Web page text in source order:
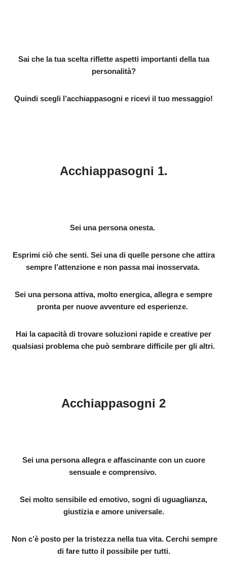
Sai che la tua scelta riflette aspetti importanti della tua
personalità?
Quindi scegli l’acchiappasogni e ricevi il tuo messaggio!
Acchiappasogni 1.
Sei una persona onesta.
Esprimi ciò che senti. Sei una di quelle persone che attira
sempre l’attenzione e non passa mai inosservata.
Sei una persona attiva, molto energica, allegra e sempre
pronta per nuove avventure ed esperienze.
Hai la capacità di trovare soluzioni rapide e creative per
qualsiasi problema che può sembrare difficile per gli altri.
Acchiappasogni 2
Sei una persona allegra e affascinante con un cuore
sensuale e comprensivo.
Sei molto sensibile ed emotivo, sogni di uguaglianza,
giustizia e amore universale.
Non c’è posto per la tristezza nella tua vita. Cerchi sempre
di fare tutto il possibile per tutti.